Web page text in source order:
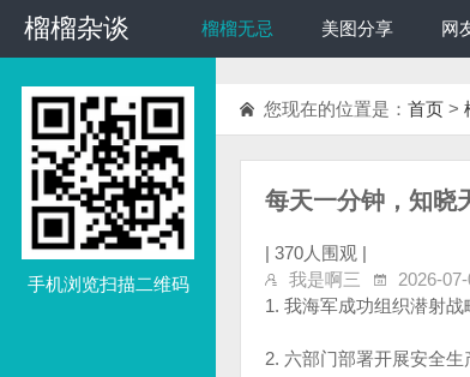
榴榴杂谈
榴榴杂谈 榴榴无忌 美图分享 网
手机浏览扫描二维码
您现在的位置是： 首页 >
每天一分钟，知晓
| 370人围观 |
我是啊三
2026-
1. 我海军成功组织潜射战
2. 六部门部署开展安全生